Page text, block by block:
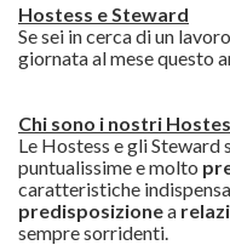
Hostess e Steward
Se sei in cerca di un
giornata al mese questo
Chi sono i nostri
Le Hostess e gli Steward
puntualissime e molto
caratteristiche
predisposizionea
sempre sorridenti.